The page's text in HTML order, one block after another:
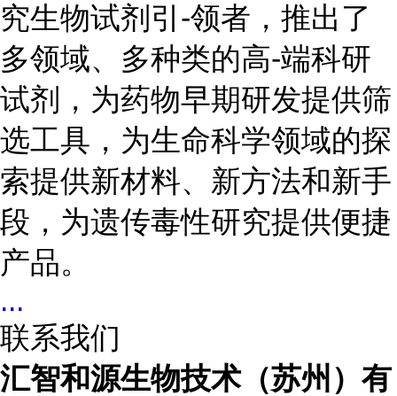
究生物试剂引-领者，推出了
多领域、多种类的高-端科研
试剂，为药物早期研发提供筛
选工具，为生命科学领域的探
索提供新材料、新方法和新手
段，为遗传毒性研究提供便捷
产品。
...
联系我们
汇智和源生物技术（苏州）有